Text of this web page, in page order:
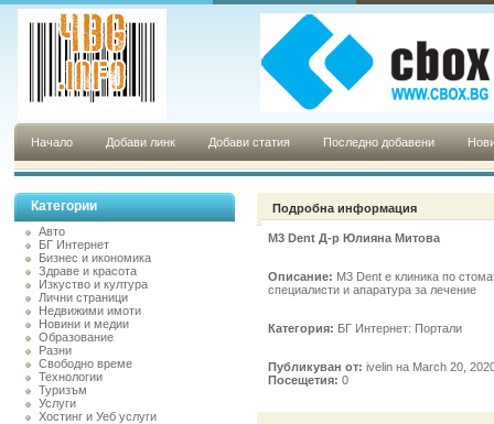
Начало Добави линк Добави статия Последно добавени
Категории
Авто
БГ Интернет
Бизнес и икономика
Здраве и красота
Изкуство и култура
Лични страници
Недвижими имоти
Новини и медии
Образование
Разни
Свободно време
Технологии
Туризъм
Услуги
Хостинг и Уеб услуги
Подробна информация
M3 Dent Д-р Юлияна Митова
Описание: M3 Dent е клиника по
специалисти и апаратура за лечение
Категория: БГ Интернет: Портали
Публикуван от: ivelin на March 20,
Посещетия: 0